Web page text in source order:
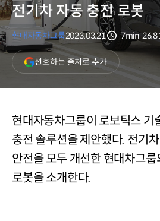
전기차 자동 충전 로봇
현대자동차그룹2023.03.21
분량
7min
조회
선호하는 출처로 추가(새
창
열림)
현대자동차그룹이 로보틱스 기
충전 솔루션을 제안했다. 전기
안전을 모두 개선한 현대차그
로봇을 소개한다.